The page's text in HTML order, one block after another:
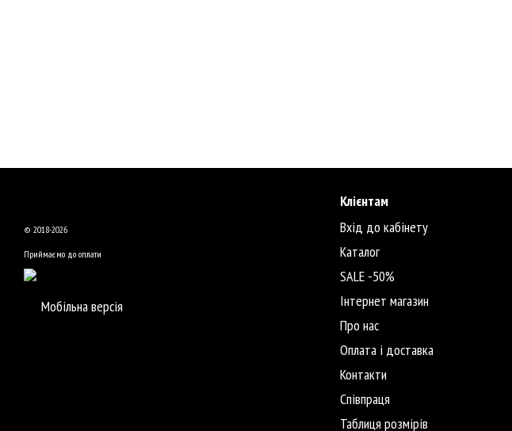
© 2018-2026
Приймаємо до оплати
Мобільна версія
Клієнтам
Вхід до кабінету
Каталог
SALE -50%
Інтернет магазин
Про нас
Оплата і доставка
Контакти
Співпраця
Таблиця розмірів